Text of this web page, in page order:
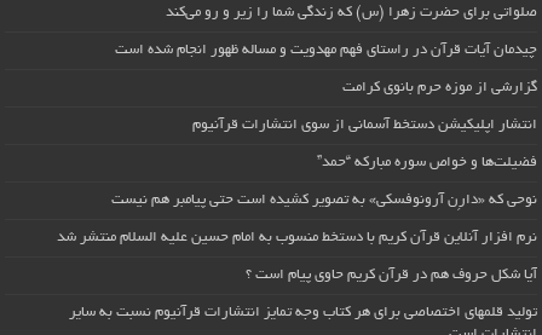
صلواتی برای حضرت زهرا (س) که زندگی شما را زیر و رو می‌کند
چیدمان آیات قرآن در راستای فهم مهدویت و مساله ظهور انجام شده است
گزارشی از موزه حرم بانوی کرامت
انتشار اپلیکیشن دستخط آسمانی از سوی انتشارات قرآنیوم
فضیلت‌ها و خواص سوره مبارکه “حمد”
نوحی که «دارِن آرونوفسکی» به تصویر کشیده است حتی پیامبر هم نیست
نرم افزار آنلاین قرآن کریم با دستخط منسوب به امام حسین علیه السلام منتشر شد
آیا شکل حروف هم در قرآن کریم حاوی پیام است ؟
تولید قلمهای اختصاصی برای هر کتاب وجه تمایز انتشارات قرآنیوم نسبت به سایر